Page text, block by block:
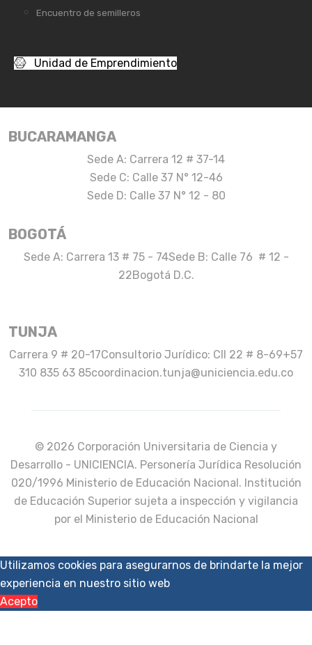
Encuentro de semilleros
Unidad de Emprendimiento
BUCARAMANGA
Sede A: Carrera 12 # 37-14
Sede C: Calle 37 N° 12-46
Sede D: Calle 37 N° 12 - 80
BOGOTÁ
Sede A: Carrera 13 # 75 - 74Sede B: Calle 76 # 12 -
22Bogotá D.C.
TUNJA
Carrera 9 # 20-17Consultorio Jurídico: Cll 22 # 8-69+57
310 835 63 85coordinacion.tunja@uniciencia.edu.co
© 2026 Corporación Universitaria de Ciencia y
Desarrollo - UNICIENCIA. Personería Jurídica Resolución
020/1996 Ministerio de Educación Nacional. Institución
de Educación Superior sujeta a inspección y vigilancia
por el Ministerio de Educación Nacional
Utilizamos cookies para asegurarnos de brindarte la mejor
experiencia en nuestro sitio web
Acepto